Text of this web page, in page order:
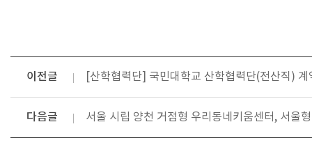
이전글 [산학협력단] 국민대학교 산학협력단(전산직) 계
다음글 서울 시립 양천 거점형 우리동네키움센터, 서울